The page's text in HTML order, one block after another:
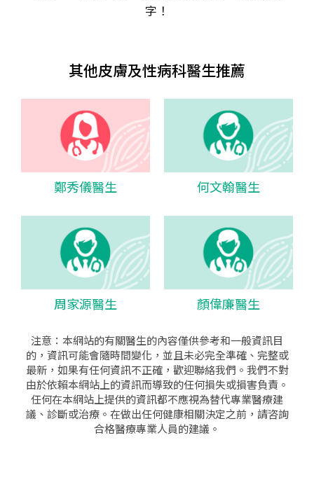
字！
其他皮膚及性病科醫生推薦
鄭秀儀醫生 何文翰醫生
周家源醫生 顏偉廉醫生
注意：本網站的有關醫生的內容僅供參考和一般資訊目
的，資訊可能會隨時間變化，並且未必完全準確、完整或
最新，如果有任何資訊不正確，歡迎聯絡我們。我們不對
由於依賴本網站上的資訊而導致的任何損失或損害負責。
任何在本網站上提供的資訊都不應視為替代專業醫療建
議、診斷或治療。在做出任何健康相關決定之前，請咨詢
合格醫療專業人員的建議。